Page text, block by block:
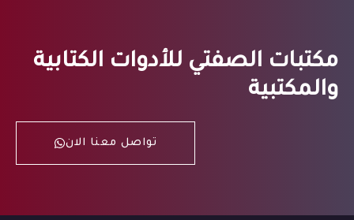
مكتبات الصفتي للأدوات الكتابية
والمكتبية
تواصل معنا الان